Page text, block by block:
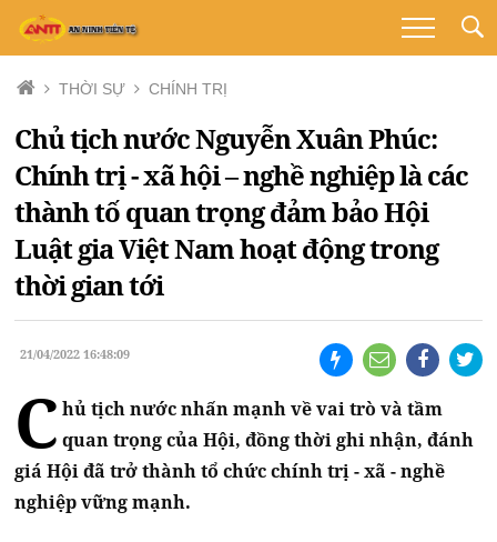
THỜI SỰ CHÍNH TRỊ
Chủ tịch nước Nguyễn Xuân Phúc:
Chính trị - xã hội – nghề nghiệp là các
thành tố quan trọng đảm bảo Hội
Luật gia Việt Nam hoạt động trong
thời gian tới
21/04/2022 16:48:09
C hủ tịch nước nhấn mạnh về vai trò và tầm
quan trọng của Hội, đồng thời ghi nhận, đánh
giá Hội đã trở thành tổ chức chính trị - xã - nghề
nghiệp vững mạnh.